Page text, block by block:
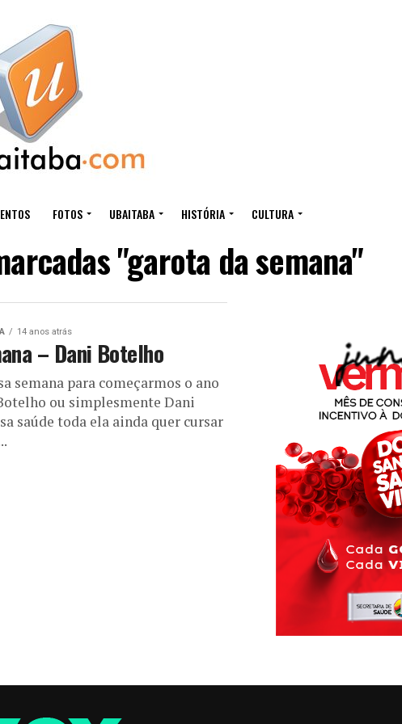
FOTOS UBAITABA HISTÓRIA CULTURA
"garota da semana"
14 anos atrás
– Dani Botelho
semana para começarmos o ano
ou simplesmente Dani
saúde toda ela ainda quer cursar